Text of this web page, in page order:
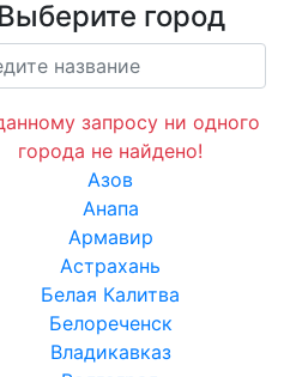
Выберите город
запросу ни одного
города не найдено!
Азов
Анапа
Армавир
Астрахань
Белая Калитва
Белореченск
Владикавказ